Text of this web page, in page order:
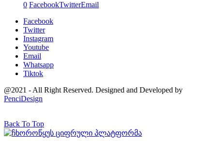
0 FacebookTwitterEmail
Facebook
Twitter
Instagram
Youtube
Email
Whatsapp
Tiktok
@2021 - All Right Reserved. Designed and Developed by
PenciDesign
Back To Top